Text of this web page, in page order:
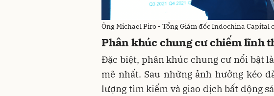
Ông Michael Piro - Tổng Giám đốc Indochina Capital
Phân khúc chung cư chiếm lĩnh
Đặc biệt, phân khúc chung cư nổi bật
mẽ nhất. Sau những ảnh hưởng kéo
lượng tìm kiếm và giao dịch bất động